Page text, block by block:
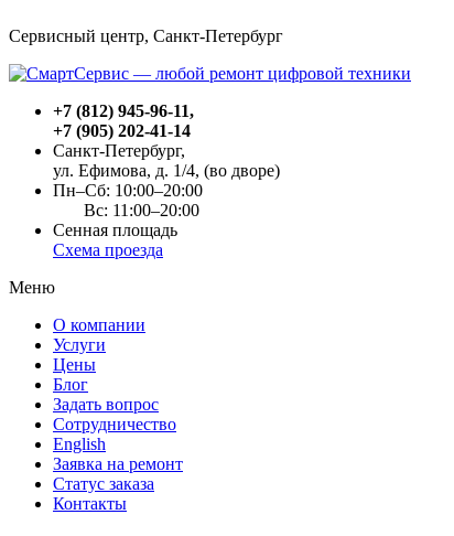
Сервисный центр, Cанкт-Петербург
+7 (812) 945-96-11,
+7 (905) 202-41-14
Санкт-Петербург,
ул. Ефимова, д. 1/4, (во дворе)
Пн–Сб: 10:00–20:00
Вс: 11:00–20:00
Сенная площадь
Схема проезда
Меню
О компании
Услуги
Цены
Блог
Задать вопрос
Сотрудничество
English
Заявка на ремонт
Статус заказа
Контакты